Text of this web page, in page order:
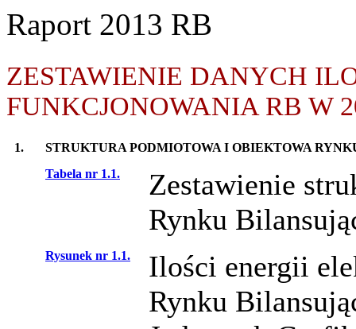
Raport 2013 RB
ZESTAWIENIE DANYCH
FUNKCJONOWANIA RB W
1.
STRUKTURA PODMIOTOWA I OBIEKTOWA
Tabela nr 1.1.
Zestawienie
Rynku
Rysunek nr 1.1.
Ilości energii
Rynku